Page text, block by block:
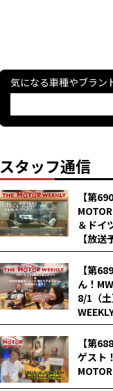
気になる車種やブラン
スタッフ通信
【第
＆ドイ
【放送
【第
ん！
8/1（
【第
ゲスト